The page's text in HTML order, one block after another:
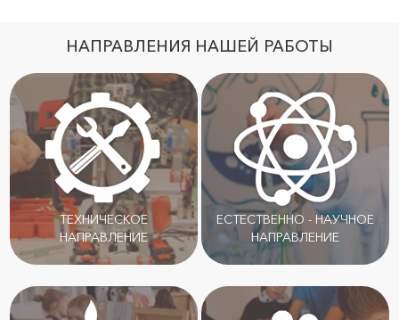
НАПРАВЛЕНИЯ НАШЕЙ РАБОТЫ
ТЕХНИЧЕСКОЕ
НАПРАВЛЕНИЕ
ЕСТЕСТВЕННО - НАУЧНОЕ
НАПРАВЛЕНИЕ